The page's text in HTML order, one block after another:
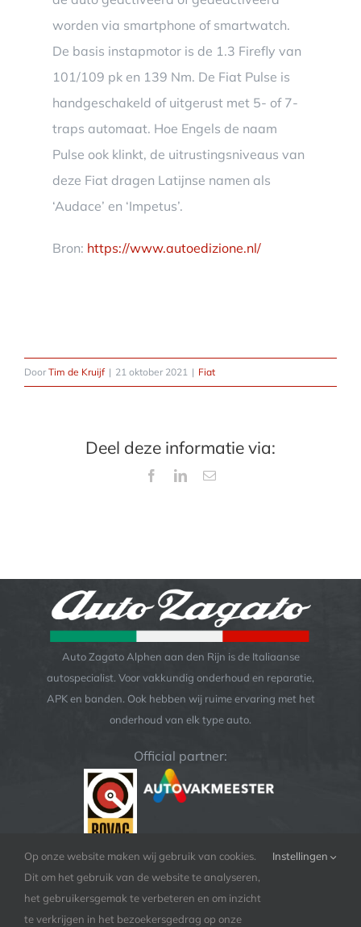
worden via smartphone of smartwatch.
De basis instapmotor is de 1.3 Firefly van
101/109 pk en 139 Nm. De Fiat Pulse is
handgeschakeld of uitgerust met 5- of 7-
traps automaat. Hoe Engels de naam
Pulse ook klinkt, de uitrustingsniveaus van
deze Fiat dragen Latijnse namen als
‘Audace’ en ‘Impetus’.
Bron: https://www.autoedizione.nl/
DoorTim de Kruijf | 21 oktober 2021 | Fiat
Deel deze informatie via:
FacebookLinkedIn
E-
Auto Zagato Alphen aan den Rijn is de Italiaanse
autospecialist. Voor vakkundig onderhoud en reparatie,
APK en banden. Ook hebben wij ruime ervaring met het
onderhoud van elk type auto.
Official partner:
Op onze website maken wij gebruik van cookies.
Dit om het gebruik van de website te analyseren,
het gebruikersgemak te verbeteren en om inzicht
te verkrijgen in het bezoekersgedrag op onze
Instellingen